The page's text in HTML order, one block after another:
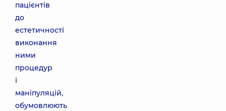
пацієнтів
до
естетичності
виконання
ними
процедур
і
маніпуляцій,
обумовлюють